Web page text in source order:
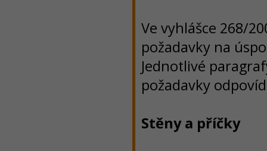
Ve vyhlášce 268/
požadavky na
Jednotlivé
požadavky
Stěny a příčky